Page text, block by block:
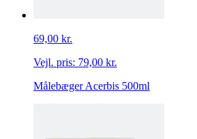
69,00 kr.
Vejl. pris: 79,00 kr.
Målebæger Acerbis 500ml